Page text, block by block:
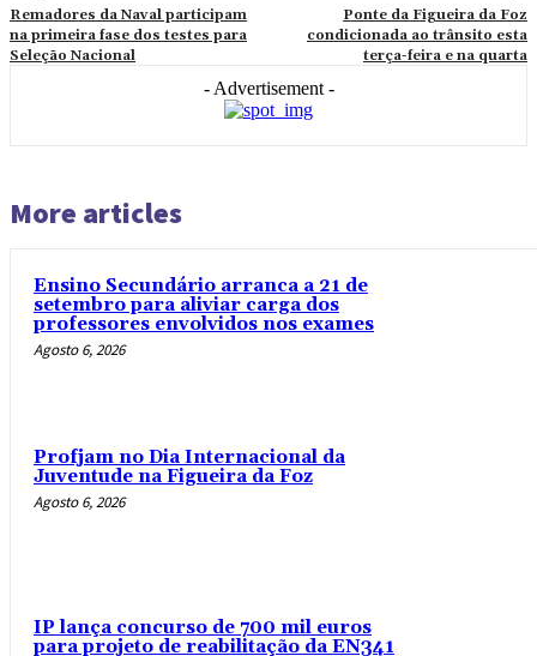
Remadores da Naval participam
na primeira fase dos testes para
Seleção Nacional
Ponte da Figueira da Foz
condicionada ao trânsito esta
terça-feira e na quarta
- Advertisement -
More articles
Ensino Secundário arranca a 21 de
setembro para aliviar carga dos
professores envolvidos nos exames
Agosto 6, 2026
Profjam no Dia Internacional da
Juventude na Figueira da Foz
Agosto 6, 2026
IP lança concurso de 700 mil euros
para projeto de reabilitação da EN341